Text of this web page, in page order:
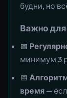
будни, но
Важно
📅
минимум 3
📅
время —